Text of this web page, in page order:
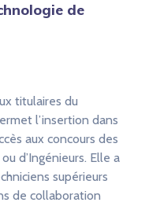
de
titulaires du
l’insertion dans
aux concours des
d’Ingénieurs. Elle a
supérieurs
de collaboration